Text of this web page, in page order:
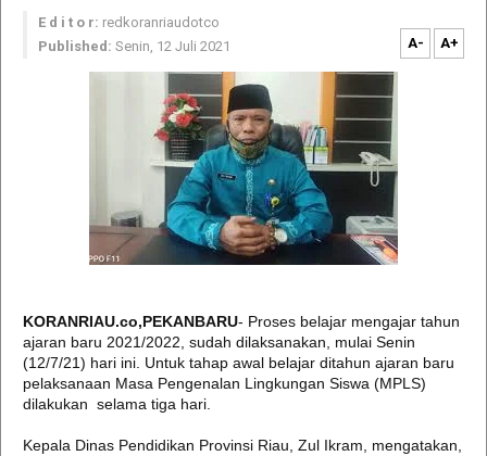
E d i t o r: redkoranriaudotco
Published: Senin, 12 Juli 2021 A- A+
KORANRIAU.co,PEKANBARU- Proses belajar mengajar tahun
ajaran baru 2021/2022, sudah dilaksanakan, mulai Senin
(12/7/21) hari ini. Untuk tahap awal belajar ditahun ajaran baru
pelaksanaan Masa Pengenalan Lingkungan Siswa (MPLS)
dilakukan selama tiga hari.
Kepala Dinas Pendidikan Provinsi Riau, Zul Ikram, mengatakan,